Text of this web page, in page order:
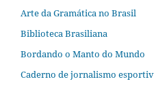
Arte da Gramática no Brasil
Biblioteca Brasiliana
Bordando o Manto do Mundo
Caderno de jornalismo